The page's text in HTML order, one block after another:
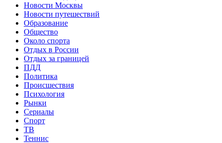
Новости Москвы
Новости путешествий
Образование
Общество
Около спорта
Отдых в России
Отдых за границей
ПДД
Политика
Происшествия
Психология
Рынки
Сериалы
Спорт
ТВ
Теннис